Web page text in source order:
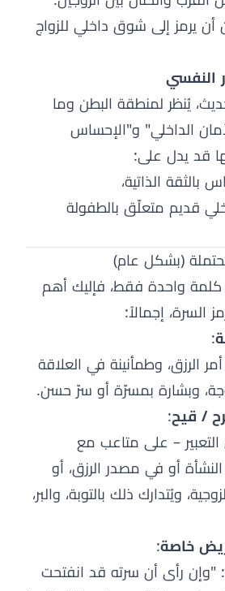
يرمز إلى شوق داخلي للزواج
النفسي
يُنظر لمنطقة البطن وما
الداخلي" و"الإحساس
قد يدل على:
بالثقة الذاتية،
قديم متعلّق بالطفولة
(بشكل عام)
واحدة فقط، فإليك أهم
السرة، إجمالاً:
:
الرزق، وطمأنينة في العلاقة
وبشارة بمسرّة أو سرّ حسن.
/ قيح:
– على متاعب مع
أو في مصدر الرزق، أو
ويُتدارك ذلك بالتوبة، والبر،
خاصة:
"وإن رأى أن سرته قد انفتحت